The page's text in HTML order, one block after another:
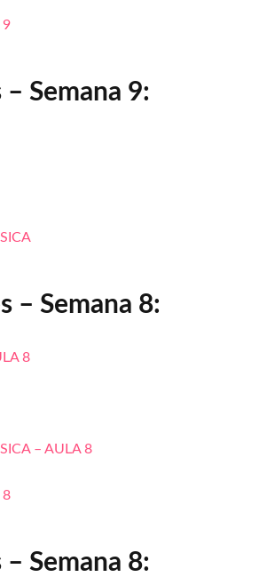
9
Semana 9:
– Semana 8:
8
– AULA 8
8
Semana 8: